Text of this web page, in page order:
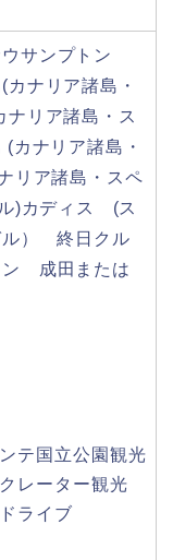
サンプトン
ナリア諸島・
リア諸島・ス
ナリア諸島・
リア諸島・スペ
)カディス (ス
） 終日クル
成田または
テ国立公園観光
レーター観光
ライブ